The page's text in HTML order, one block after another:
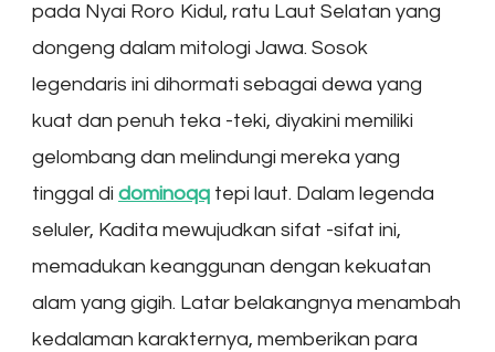
pada Nyai Roro Kidul, ratu Laut Selatan yang
dongeng dalam mitologi Jawa. Sosok
legendaris ini dihormati sebagai dewa yang
kuat dan penuh teka -teki, diyakini memiliki
gelombang dan melindungi mereka yang
tinggal di dominoqq tepi laut. Dalam legenda
seluler, Kadita mewujudkan sifat -sifat ini,
memadukan keanggunan dengan kekuatan
alam yang gigih. Latar belakangnya menambah
kedalaman karakternya, memberikan para